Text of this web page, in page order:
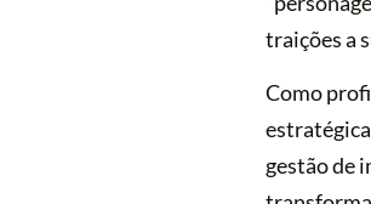
traições a
Como
gestão de